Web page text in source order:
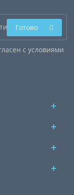
с условиями
Готово